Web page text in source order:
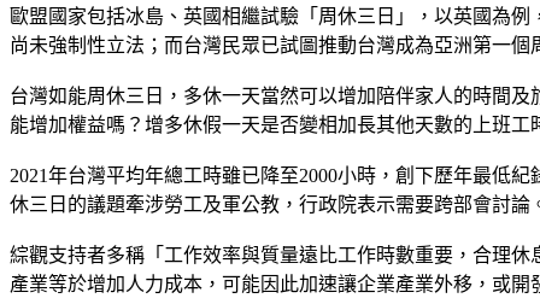
歐盟國家包括冰島、英國相繼試驗「周休三日」，以英國為
尚未強制性立法；而台灣民眾已試圖推動台灣成為亞洲第一個
台灣如能周休三日，多休一天當然可以增加陪伴家人的時間
能增加權益嗎？增多休假一天是否變相加長其他天數的上班工
2021年台灣平均年總工時雖已降至2000小時，創下歷年最低
休三日的議題牽涉勞工及軍公教，行政院表示需要跨部會討論
綜觀支持者多稱「工作效率與質量遠比工作時數重要，合理
產業等於增加人力成本，可能因此加速讓企業產業外移，或